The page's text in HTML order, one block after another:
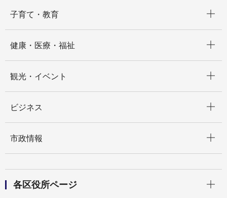
子育て・教育
健康・医療・福祉
観光・イベント
ビジネス
市政情報
各区役所ページ